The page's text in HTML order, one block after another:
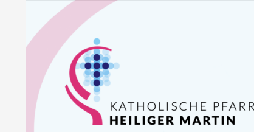
springen